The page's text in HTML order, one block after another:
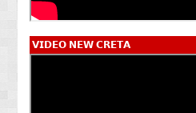
𝗩𝗜𝗗𝗘𝗢 𝗡𝗘𝗪 𝗖𝗥𝗘𝗧𝗔